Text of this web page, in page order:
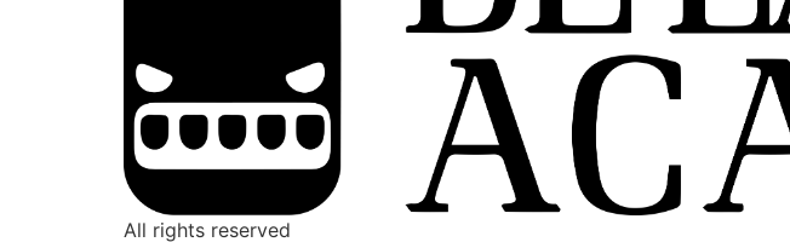
All rights reserved